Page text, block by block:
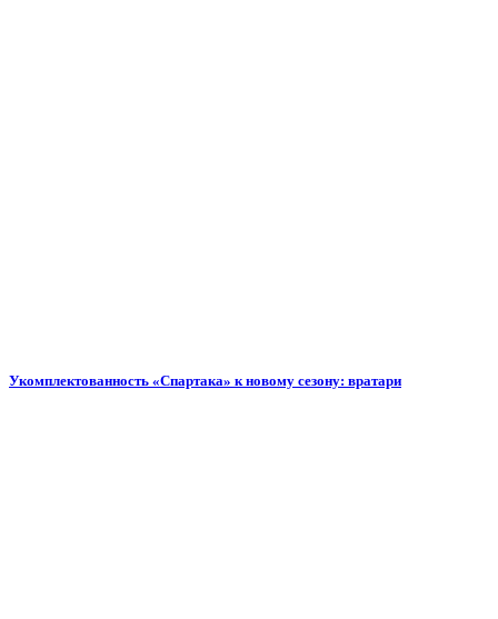
Укомплектованность «Спартака» к новому сезону: вратари